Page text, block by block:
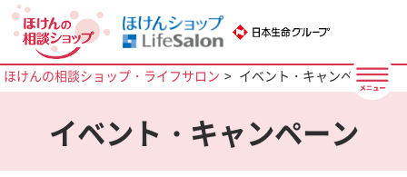
ほけんの相談ショップ・ライフサロン イベント・キャンペーン
イベント・キャンペーン